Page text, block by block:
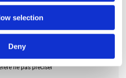
selection
Deny
DU LOGEMENT
ne pas préciser